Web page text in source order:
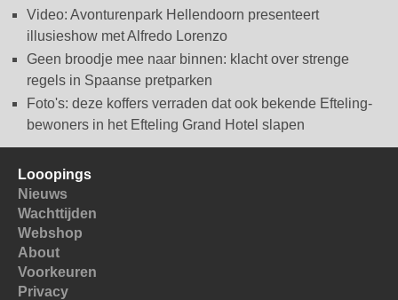
Video: Avonturenpark Hellendoorn presenteert
illusieshow met Alfredo Lorenzo
Geen broodje mee naar binnen: klacht over strenge
regels in Spaanse pretparken
Foto's: deze koffers verraden dat ook bekende Efteling-
bewoners in het Efteling Grand Hotel slapen
Looopings
Nieuws
Wachttijden
Webshop
About
Voorkeuren
Privacy